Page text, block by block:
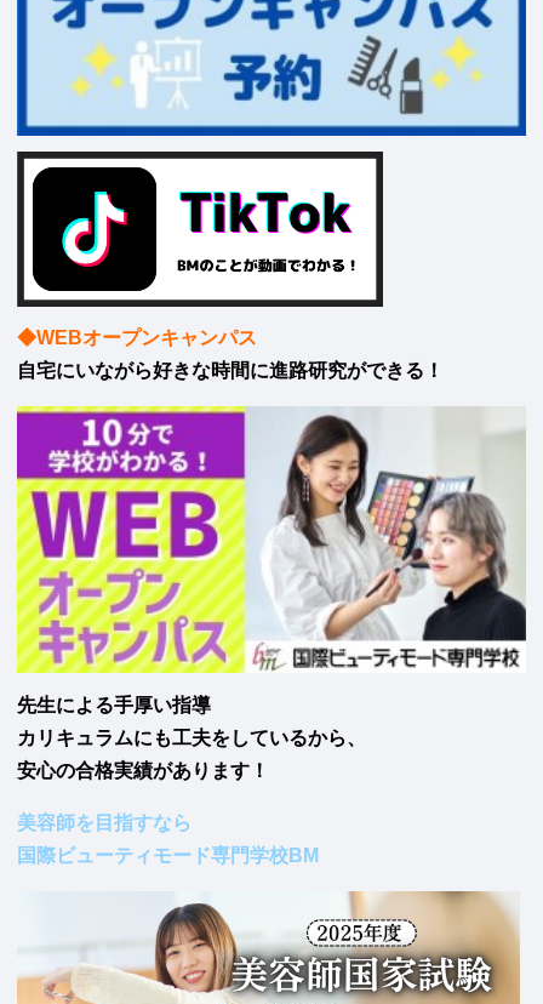
◆WEBオープンキャンパス
自宅にいながら好きな時間に進路研究ができる！
先生による手厚い指導
カリキュラムにも工夫をしているから、
安心の合格実績があります！
美容師を目指すなら
国際ビューティモード専門学校BM